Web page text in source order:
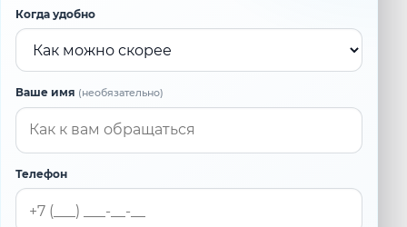
Начните вводить улицу и дом
Когда удобно
Ваше имя
Телефон